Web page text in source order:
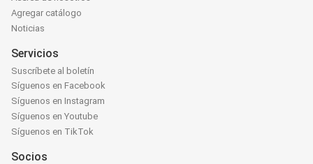
Agregar catálogo
Noticias
Servicios
Suscríbete al boletín
Síguenos en Facebook
Síguenos en Instagram
Síguenos en Youtube
Síguenos en TikTok
Socios